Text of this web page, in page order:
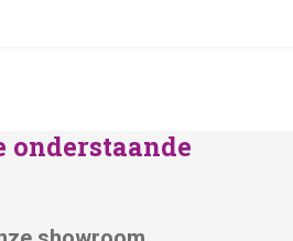
onderstaande